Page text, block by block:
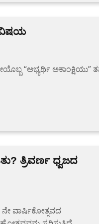
ವಿಷಯ
“ಅಭ್ಯರ್ಥಿ ಅಕಾಂಕ್ಷಿಯು”
ತ್ರಿವರ್ಣ ಧ್ವಜದ
ನೇ ವಾರ್ಷಿಕೋತ್ಸವದ